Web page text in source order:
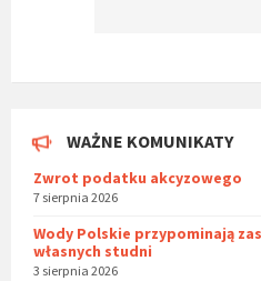
WAŻNE KOMUNIKATY
Zwrot podatku akcyzowego
7 sierpnia 2026
Wody Polskie przypominają
własnych studni
3 sierpnia 2026